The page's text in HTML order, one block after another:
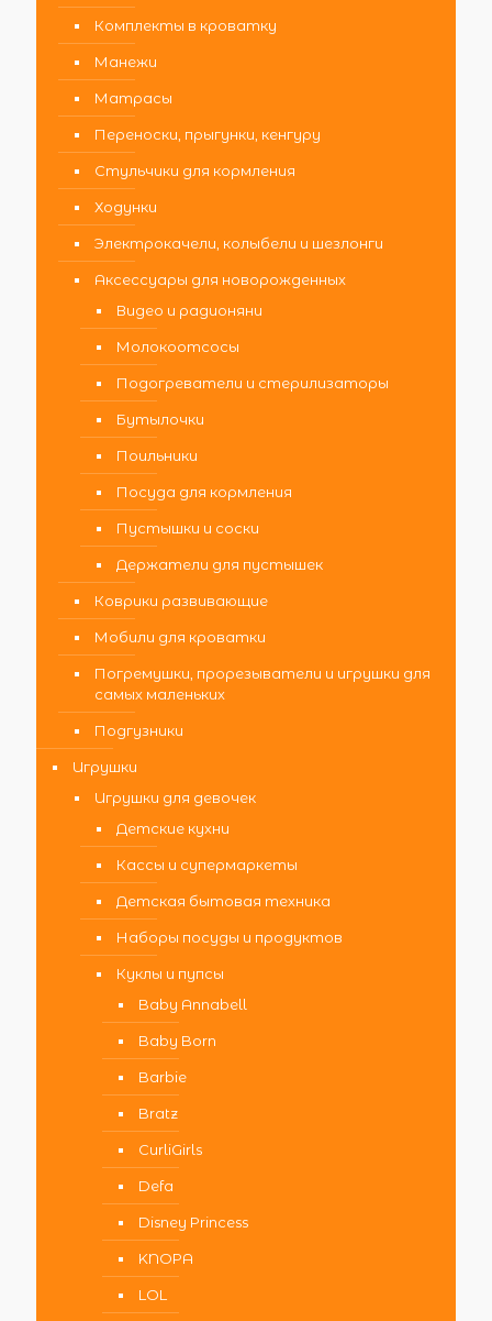
Комплекты в кроватку
Манежи
Матрасы
Переноски, прыгунки, кенгуру
Стульчики для кормления
Ходунки
Электрокачели, колыбели и шезлонги
Аксессуары для новорожденных
Видео и радионяни
Молокоотсосы
Подогреватели и стерилизаторы
Бутылочки
Поильники
Посуда для кормления
Пустышки и соски
Держатели для пустышек
Коврики развивающие
Мобили для кроватки
Погремушки, прорезыватели и игрушки для
самых маленьких
Подгузники
Игрушки
Игрушки для девочек
Детские кухни
Кассы и супермаркеты
Детская бытовая техника
Наборы посуды и продуктов
Куклы и пупсы
Baby Annabell
Baby Born
Barbie
Bratz
CurliGirls
Defa
Disney Princess
KNOPA
LOL